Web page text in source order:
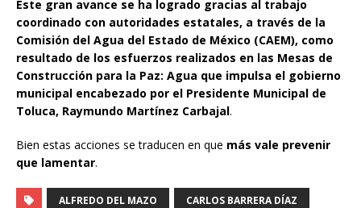
Este gran avance se ha logrado gracias al trabajo
coordinado con autoridades estatales, a través de la
Comisión del Agua del Estado de México (CAEM), como
resultado de los esfuerzos realizados en las Mesas de
Construcción para la Paz: Agua que impulsa el gobierno
municipal encabezado por el Presidente Municipal de
Toluca, Raymundo Martínez Carbajal.
Bien estas acciones se traducen en que más vale prevenir
que lamentar.
ALFREDO DEL MAZO CARLOS BARRERA DÍAZ